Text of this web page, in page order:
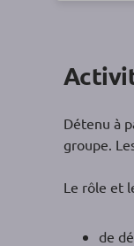
Détenu à
groupe.
Le rôle et
de